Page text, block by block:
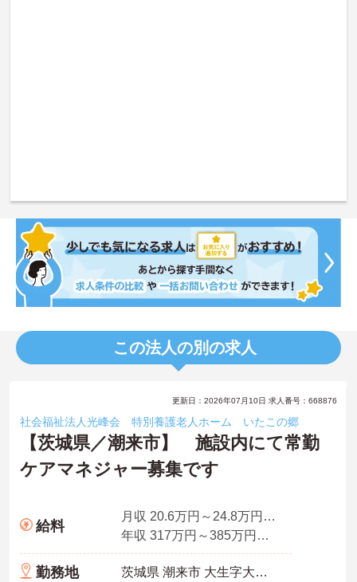
この法人の別の求人
更新日：2026年07月10日 求人番号：668876
社会福祉法人光峰会 特別養護老人ホーム いたこの郷
【茨城県／潮来市】 施設内にて常勤
ケアマネジャー募集です
給料
月収 20.6万円～24.8万円程度（諸手当込み）
年収 317万円～385万円程度（諸手当込み）
勤務地 茨城県 潮来市 大生字大生原804-556